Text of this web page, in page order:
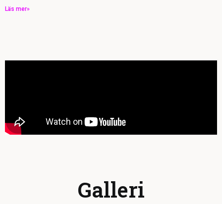
Läs mer»
Galleri